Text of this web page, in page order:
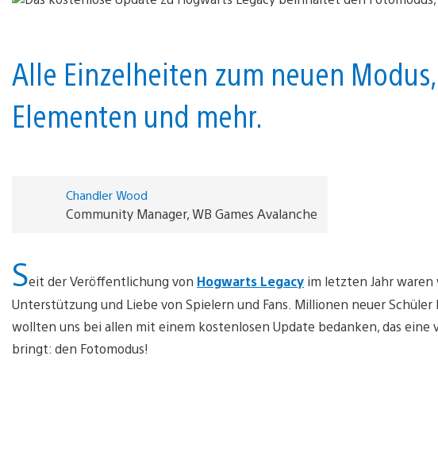
Alle Einzelheiten zum neuen
Elementen und mehr.
Chandler Wood
Community Manager, WB Games Avalanche
Seit der Veröffentlichung von Hogwarts Legacy im letzten Jahr
Unterstützung und Liebe von Spielern und Fans. Millionen neuer
wollten uns bei allen mit einem kostenlosen Update bedanken, das eine
bringt: den Fotomodus!